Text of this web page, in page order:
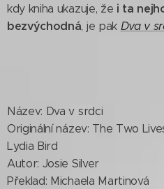
kdy kniha ukazuje, že i ta
bezvýchodná, je pak Dva v
Název: Dva v srdci
Originální název: The Two
Lydia Bird
Autor: Josie Silver
Překlad: Michaela Martinová